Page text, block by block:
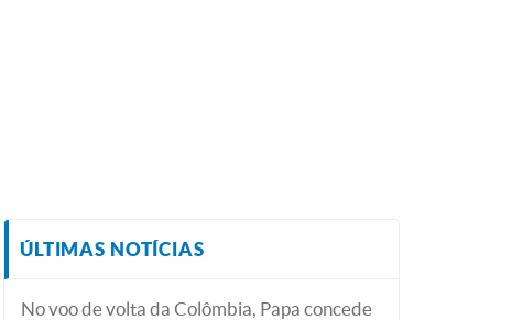
ÚLTIMAS NOTÍCIAS
No voo de volta da Colômbia, Papa concede